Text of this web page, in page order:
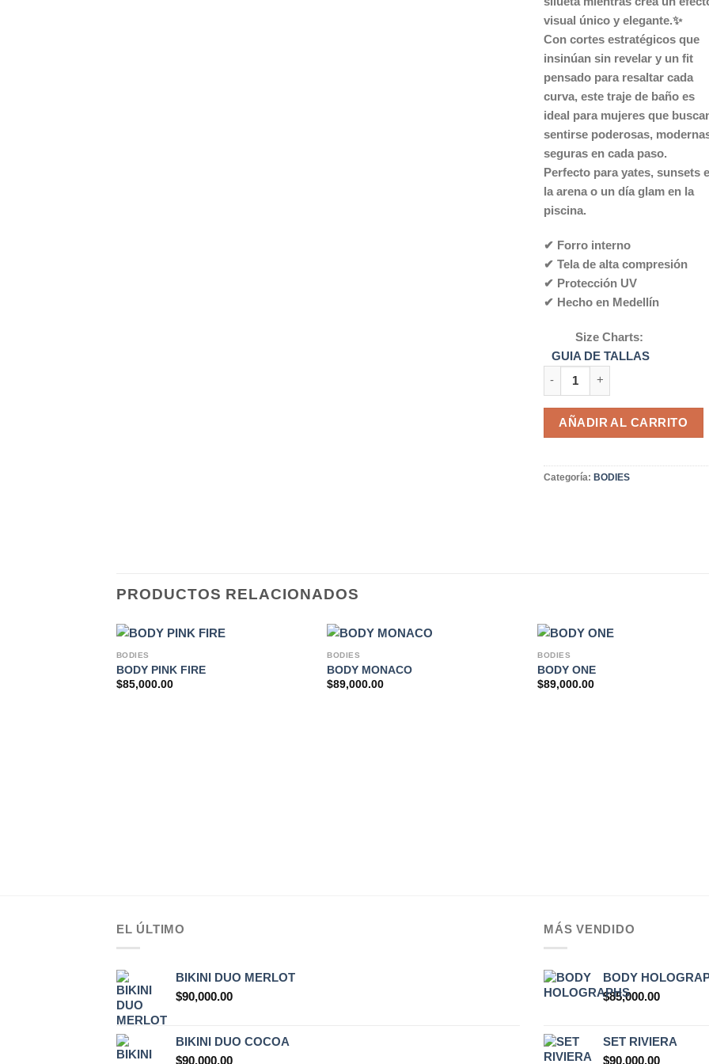
visual único y elegante.✨
Con cortes estratégicos que
insinúan sin revelar y un fit
pensado para resaltar cada
curva, este traje de baño es
ideal para mujeres que
sentirse poderosas,
seguras en cada paso.
Perfecto para yates, sunsets
la arena o un día glam en la
piscina.
✔ Forro interno
✔ Tela de alta compresión
✔ Protección UV
✔ Hecho en Medellín
Size Charts
GUIA DE TALLAS
AÑADIR AL CARRITO
Categoría: BODIES
PRODUCTOS RELACIONADOS
BODIES
BODY PINK FIRE
$85,000.00
BODIES
BODY MONACO
$89,000.00
BODIES
BODY ONE
$89,000.00
EL ÚLTIMO
BIKINI DUO MERLOT
$90,000.00
BIKINI DUO COCOA
$90,000.00
MÁS VENDIDO
BODY
$85,000.00
SET RIVIERA
$90,000.00